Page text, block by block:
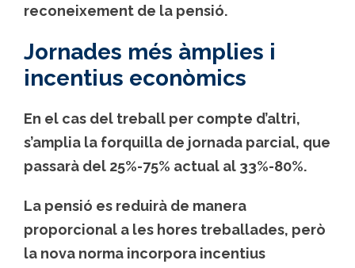
reconeixement de la pensió.
Jornades més àmplies i
incentius econòmics
En el cas del treball per compte d’altri,
s’amplia la forquilla de jornada parcial, que
passarà del 25%-75% actual al 33%-80%.
La pensió es reduirà de manera
proporcional a les hores treballades, però
la nova norma incorpora incentius